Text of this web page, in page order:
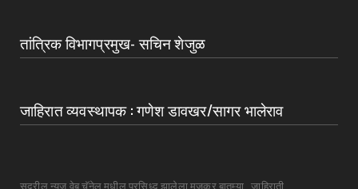
तांत्रिक विभागप्रमुख- सचिन शेजुळ
जाहिरात व्यवस्थापक : गणेश डावखर/सागर भालेराव
सदरील न्युज वेब चॅनेल मधील प्रसिध्द झालेला मजकूर बातम्या , जाहिराती